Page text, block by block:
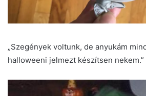
„Szegények voltunk, de anyukám
halloweeni jelmezt készítsen nekem.”